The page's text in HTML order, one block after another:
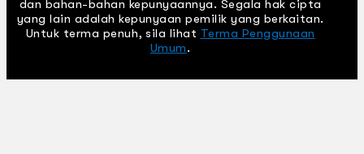
dan bahan-bahan kepunyaannya. Segala hak cipta
yang lain adalah kepunyaan pemilik yang berkaitan.
Untuk terma penuh, sila lihat Terma Penggunaan
Umum.